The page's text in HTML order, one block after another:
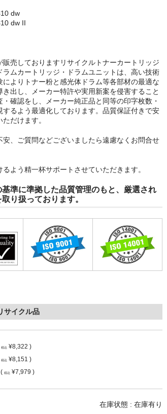
dw
dw II
販売しておりますリサイクルトナーカートリッジ
ラムカートリッジ・ドラムユニットは、高い技術
によりトナー粉と感光体ドラム等各部材の最適な
き出し、メーカー特許や実用新案を侵害すること
・確認をし、メーカー純正品と同等の印字枚数・
するよう最適化しております。品質保証付きで安
だけます。
安、ご質問などございましたら遠慮なくお問合せ
るよう精一杯サポートさせていただきます。
準に準拠した品質管理のもと、厳選され
り扱っております。
サイクル品
税込 ¥8,322 )
税込 ¥8,151 )
( 税込 ¥7,979 )
在庫状態 : 在庫有り